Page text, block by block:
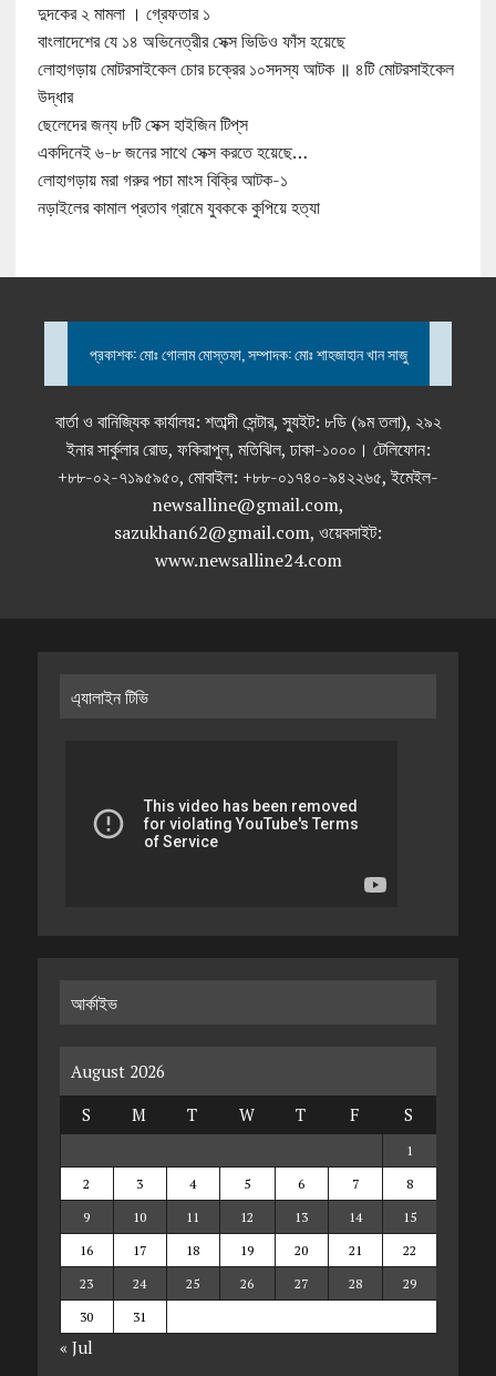
দুদকের ২ মামলা । গ্রেফতার ১
বাংলাদেশের যে ১৪ অভিনেত্রীর সেক্স ভিডিও ফাঁস হয়েছে
লোহাগড়ায় মোটরসাইকেল চোর চক্রের ১০সদস্য আটক ॥ ৪টি মোটরসাইকেল
উদ্ধার
ছেলেদের জন্য ৮টি সেক্স হাইজিন টিপ্‌স
একদিনেই ৬-৮ জনের সাথে সেক্স করতে হয়েছে…
লোহাগড়ায় মরা গরুর পচা মাংস বিক্রি আটক-১
নড়াইলের কামাল প্রতাব গ্রামে যুবককে কুপিয়ে হত্যা
প্রকাশক: মোঃ গোলাম মোস্তফা, সম্পাদক: মোঃ শাহজাহান খান সাজু
বার্তা ও বানিজ্যিক কার্যালয়: শতাব্দী সেন্টার, স্যুইট: ৮ডি (৯ম তলা), ২৯২
ইনার সার্কুলার রোড, ফকিরাপুল, মতিঝিল, ঢাকা-১০০০। টেলিফোন:
+৮৮-০২-৭১৯৫৯৫০, মোবাইল: +৮৮-০১৭৪০-৯৪২২৬৫, ইমেইল-
newsalline@gmail.com,
sazukhan62@gmail.com, ওয়েবসাইট:
www.newsalline24.com
এ্যালাইন টিভি
আর্কাইভ
August 2026
S
M T W T F S
1
2
3 4 5 6 7
8
9
10 11 12 13 14
15
16
17 18 19 20 21
22
23
24 25 26 27 28
29
30
31
« Jul